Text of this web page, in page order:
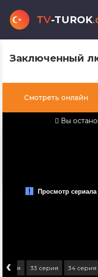
TV-TUROK
Заключенный
Смотреть онлайн
Вы
‹
серия 33 серия 34 серия